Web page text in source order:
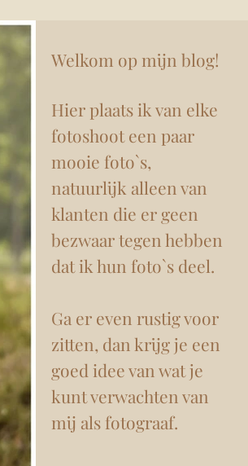
Welkom op mijn blog!
Hier plaats ik van elke
fotoshoot een paar
mooie foto`s,
natuurlijk alleen van
klanten die er geen
bezwaar tegen hebben
dat ik hun foto`s deel.
Ga er even rustig voor
zitten, dan krijg je een
goed idee van wat je
kunt verwachten van
mij als fotograaf.